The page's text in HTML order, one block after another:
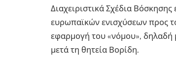
Διαχειριστικά Σχέδια
ευρωπαϊκών ενισχύσεων προς
εφαρμογή του «νόμου», δηλαδή
μετά τη θητεία Βορίδη.